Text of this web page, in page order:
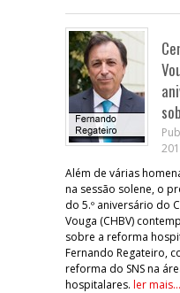
Além de várias
na sessão solene, o
do 5.º aniversário do
Vouga (CHBV)
sobre a reforma
Fernando Regateiro,
reforma do SNS na
hospitalares. ler mais...